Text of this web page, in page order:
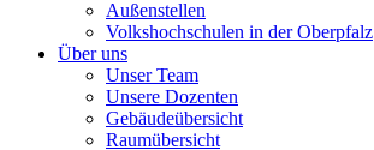
Außenstellen
Volkshochschulen in der Oberpfalz
Über uns
Unser Team
Unsere Dozenten
Gebäudeübersicht
Raumübersicht